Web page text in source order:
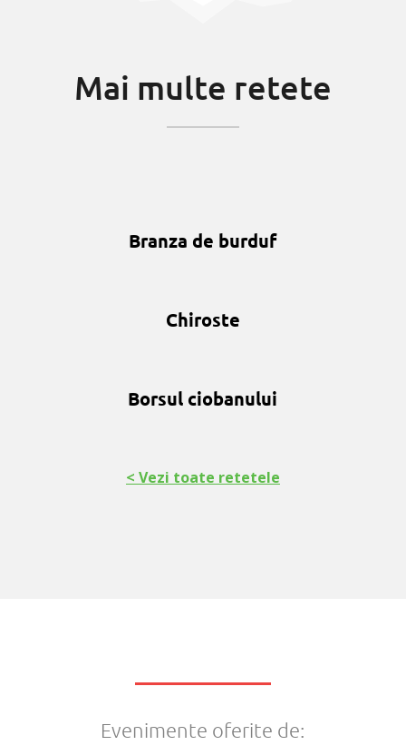
Mai multe retete
Branza de burduf
Chiroste
Borsul ciobanului
< Vezi toate retetele
Evenimente oferite de: